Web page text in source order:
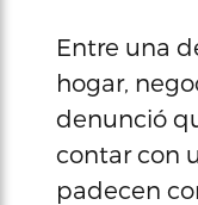
Entre una
hogar,
denunció
contar con
padecen